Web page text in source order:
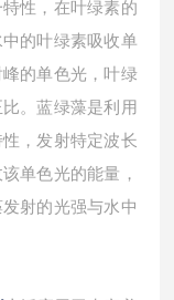
性，在叶绿素的
的叶绿素吸收单
的单色光，叶绿
。蓝绿藻是利用
，发射特定波长
单色光的能量，
射的光强与水中